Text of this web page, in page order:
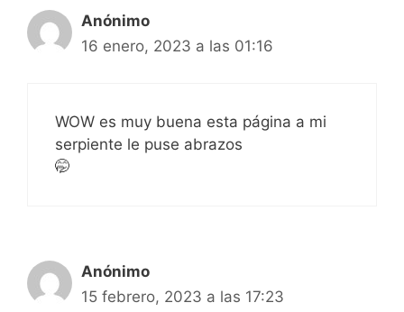
Anónimo
16 enero, 2023 a las 01:16
WOW es muy buena esta página a mi
serpiente le puse abrazos
🤭
Anónimo
15 febrero, 2023 a las 17:23